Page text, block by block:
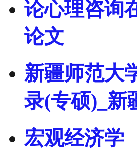
论心理咨询
论文
新疆师范大
录(专硕)_新
宏观经济学